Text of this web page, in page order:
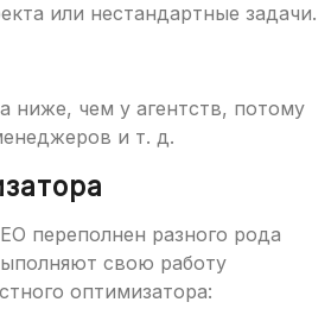
или нестандартные задачи.
ниже, чем у агентств, потому
и т. д.
переполнен разного рода
свою работу
оптимизатора: